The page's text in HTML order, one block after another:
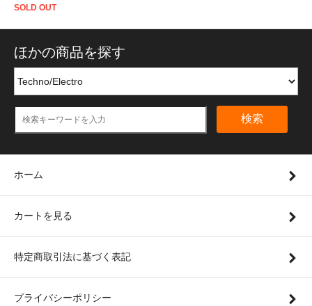
SOLD OUT
ほかの商品を探す
検索
ホーム
カートを見る
特定商取引法に基づく表記
プライバシーポリシー